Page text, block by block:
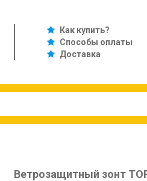
Как купить?
Способы оплаты
Доставка
Ветрозащитный зонт